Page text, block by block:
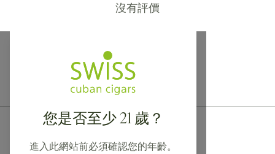
沒有評價
您是否至少 21 歲？
進入此網站前必須確認您的年齡。
提供寄往加拿大、英國及澳洲的國際運送服務！